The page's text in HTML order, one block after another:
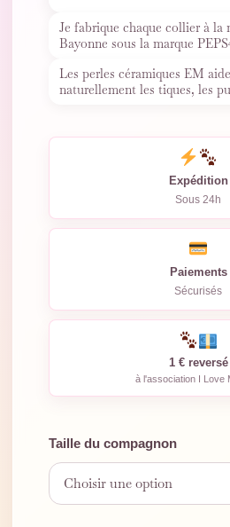
Je fabrique chaque collier à la
Bayonne sous la marque
Les perles céramiques EM
naturellement les tiques, les
Expédition
Sous 24h
Paiements
Sécurisés
1 € reversé
à l'association I Love
Taille du compagnon